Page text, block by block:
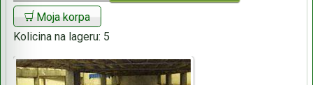
Moja korpa
Kolicina na lageru: 5